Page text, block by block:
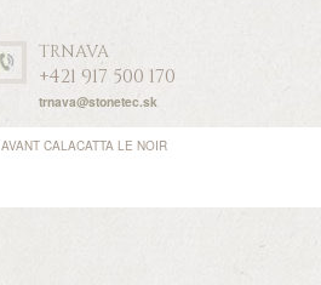
TRNAVA
+421 917 500 170
trnava@stonetec.sk
AVANT CALACATTA LE NOIR